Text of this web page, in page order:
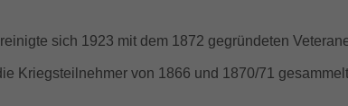
sich 1923 mit dem 1872 gegründeten
Kriegsteilnehmer von 1866 und 1870/71